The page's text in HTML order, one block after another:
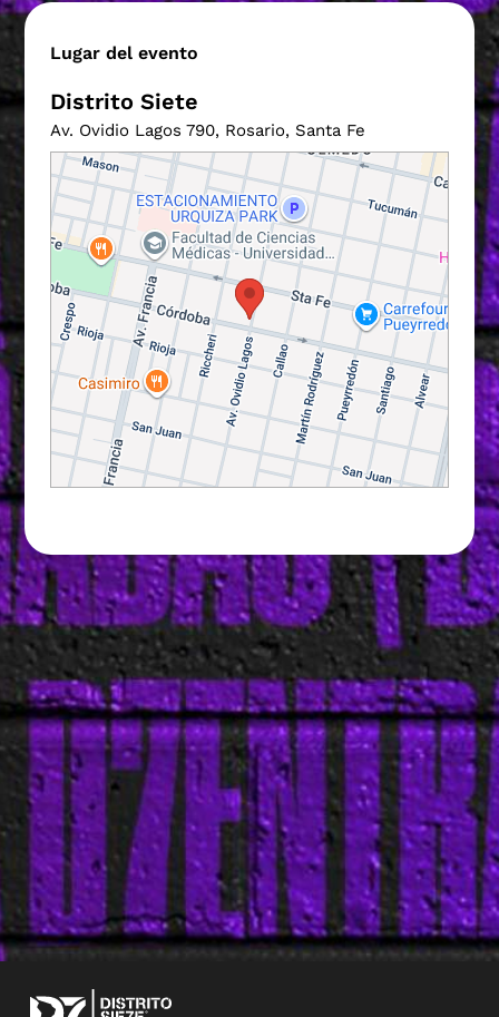
Lugar del evento
Distrito Siete
Av. Ovidio Lagos 790, Rosario, Santa Fe